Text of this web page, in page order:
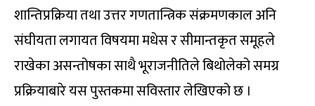
शान्तिप्रक्रिया तथा उत्तर गणतान्त्रिक संक्रमणकाल अनि
संघीयता लगायत विषयमा मधेस र सीमान्तकृत समूहले
राखेका असन्तोषका साथै भूराजनीतिले बिथोलेको समग्र
प्रक्रियाबारे यस पुस्तकमा सविस्तार लेखिएको छ ।